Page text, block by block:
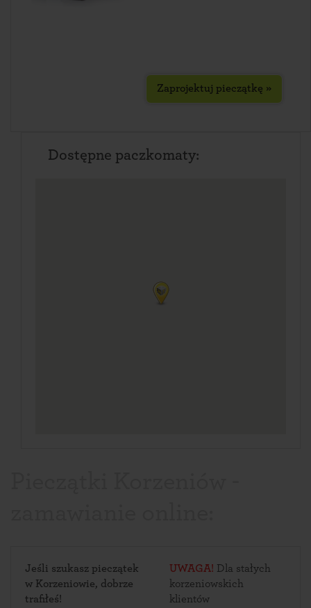
Zaprojektuj pieczątkę »
Dostępne paczkomaty:
Jeśli szukasz pieczątek
w Korzeniowie, dobrze
trafiłeś!
UWAGA! Dla stałych
korzeniowskich
klientów